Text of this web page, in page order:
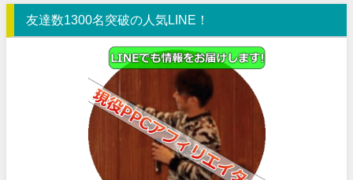
友達数1300名突破の人気LINE！